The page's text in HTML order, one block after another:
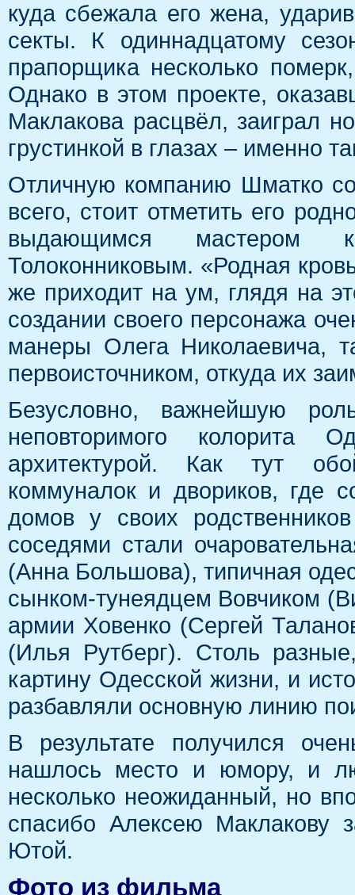
куда сбежала его жена,
секты. К одиннадцатому
прапорщика несколько
Однако в этом проекте,
Маклакова расцвёл, заиграл
грустинкой в глазах – именно
Отличную компанию Шматко
всего, стоит отметить его
выдающимся мастером
Толоконниковым. «Родная
же приходит на ум, глядя на
создании своего персонажа
манеры Олега Николаевича,
первоисточником, откуда их
Безусловно, важнейшую
неповторимого
архитектурой. Как тут
коммуналок и двориков, где
домов у своих
соседями стали
(Анна Большова), типичная
сынком-тунеядцем Вовчиком
армии Ховенко (Сергей
(Илья Рутберг). Столь
картину Одесской жизни, и
разбавляли основную линию
В результате получился
нашлось место и юмору, и
несколько неожиданный, но
спасибо Алексею Маклакову
Ютой.
Фото из фильма